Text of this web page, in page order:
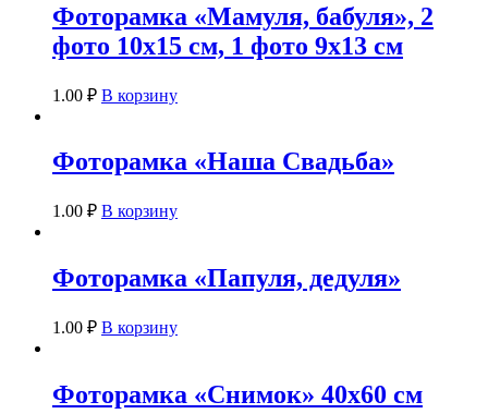
Фоторамка «Мамуля, бабуля», 2
фото 10х15 см, 1 фото 9х13 см
1.00 ₽ В корзину
Фоторамка «Наша Свадьба»
1.00 ₽ В корзину
Фоторамка «Папуля, дедуля»
1.00 ₽ В корзину
Фоторамка «Снимок» 40х60 см